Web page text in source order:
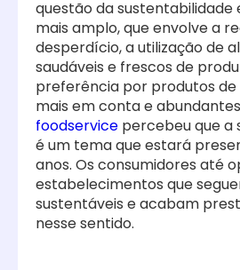
questão da
mais amplo, que envolve a
desperdício, a utilização de
saudáveis e frescos de
preferência por produtos de
mais em conta e
foodservice percebeu que a
é um tema que estará
anos. Os consumidores até
estabelecimentos que
sustentáveis e acabam
nesse sentido.